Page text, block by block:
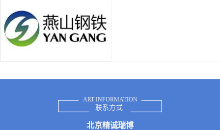
ART INFORMATION
联系方式
北京精诚瑞博